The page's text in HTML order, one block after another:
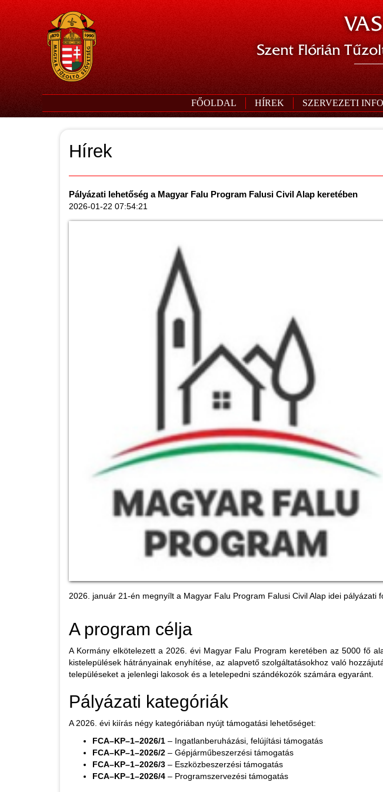
Szent Flórián
FŐOLDAL HÍREK SZERVEZETI
Hírek
Pályázati lehetőség a Magyar Falu Program Falusi Civil Alap keretében
2026-01-22 07:54:21
2026. január 21-én megnyílt a Magyar Falu Program Falusi Civil Alap idei pályázati
A program célja
A Kormány elkötelezett a 2026. évi Magyar Falu Program keretében az 5000 fő
kistelepülések hátrányainak enyhítése, az alapvető szolgáltatásokhoz való
településeket a jelenlegi lakosok és a letelepedni szándékozók számára egyaránt.
Pályázati kategóriák
A 2026. évi kiírás négy kategóriában nyújt támogatási lehetőséget:
FCA–KP–1–2026/1 – Ingatlanberuházási, felújítási támogatás
FCA–KP–1–2026/2 – Gépjárműbeszerzési támogatás
FCA–KP–1–2026/3 – Eszközbeszerzési támogatás
FCA–KP–1–2026/4 – Programszervezési támogatás